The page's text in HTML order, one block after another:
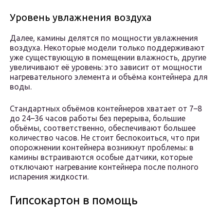
Уровень увлажнения воздуха
Далее, камины делятся по мощности увлажнения
воздуха. Некоторые модели только поддерживают
уже существующую в помещении влажность, другие
увеличивают её уровень: это зависит от мощности
нагревательного элемента и объёма контейнера для
воды.
Стандартных объёмов контейнеров хватает от 7–8
до 24–36 часов работы без перерыва, большие
объёмы, соответственно, обеспечивают большее
количество часов. Не стоит беспокоиться, что при
опорожнении контейнера возникнут проблемы: в
камины встраиваются особые датчики, которые
отключают нагревание контейнера после полного
испарения жидкости.
Гипсокартон в помощь